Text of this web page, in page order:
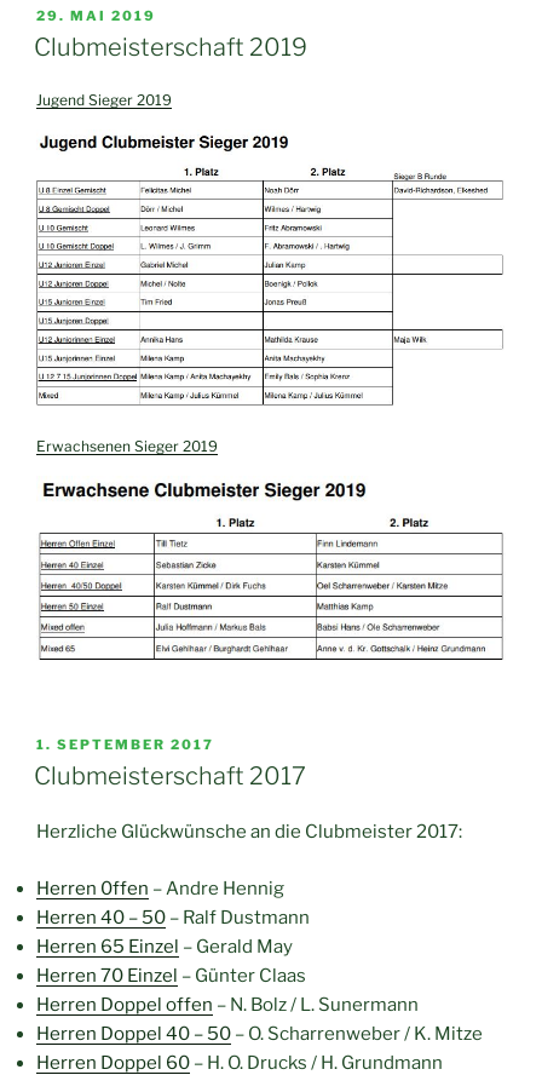
2021“
VERÖFFENTLICHT
AM
29. MAI 2019
Clubmeisterschaft 2019
Jugend Sieger 2019
Erwachsenen Sieger 2019
VERÖFFENTLICHT
AM
1. SEPTEMBER 2017
Clubmeisterschaft 2017
Herzliche Glückwünsche an die Clubmeister 2017:
Herren 0ffen – Andre Hennig
Herren 40 – 50 – Ralf Dustmann
Herren 65 Einzel – Gerald May
Herren 70 Einzel – Günter Claas
Herren Doppel offen – N. Bolz / L. Sunermann
Herren Doppel 40 – 50 – O. Scharrenweber / K. Mitze
Herren Doppel 60 – H. O. Drucks / H. Grundmann